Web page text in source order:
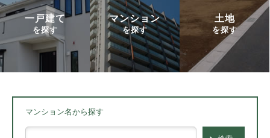
一戸建て
を探す
マンション
を探す
土地
を探す
マンション名から探す